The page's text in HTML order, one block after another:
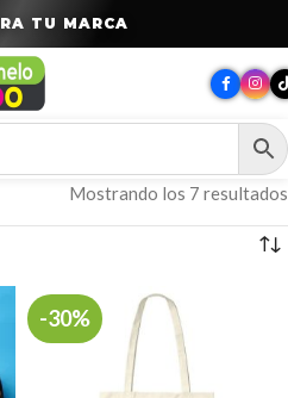
RA T U MARCA
Mostrando los 7 resultados
-30%